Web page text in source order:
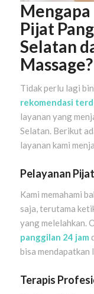
Pijat
Selatan
Massage?
Tidak perlu lagi
rekomendasi
layanan yang
Selatan. Berikut
layanan kami
Pelayanan
Kami memahami
saja, terutama
yang melelahkan.
panggilan 24 jam
bisa mendapatkan
Terapis